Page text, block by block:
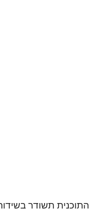
התוכנית תשודר בשידור חי מלב תל אביב